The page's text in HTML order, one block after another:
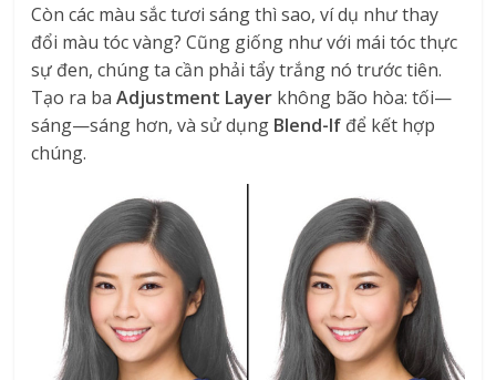
Còn các màu sắc tươi sáng thì sao, ví dụ như thay
đổi màu tóc vàng? Cũng giống như với mái tóc thực
sự đen, chúng ta cần phải tẩy trắng nó trước tiên.
Tạo ra baAdjustment Layer không bão hòa: tối—
sáng—sáng hơn, và sử dụng Blend-If để kết hợp
chúng.